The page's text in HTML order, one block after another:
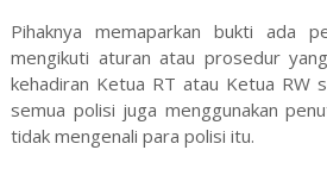
Pihaknya memaparkan bukti ada
mengikuti aturan atau prosedur
kehadiran Ketua RT atau Ketua RW
semua polisi juga menggunakan
tidak mengenali para polisi itu.